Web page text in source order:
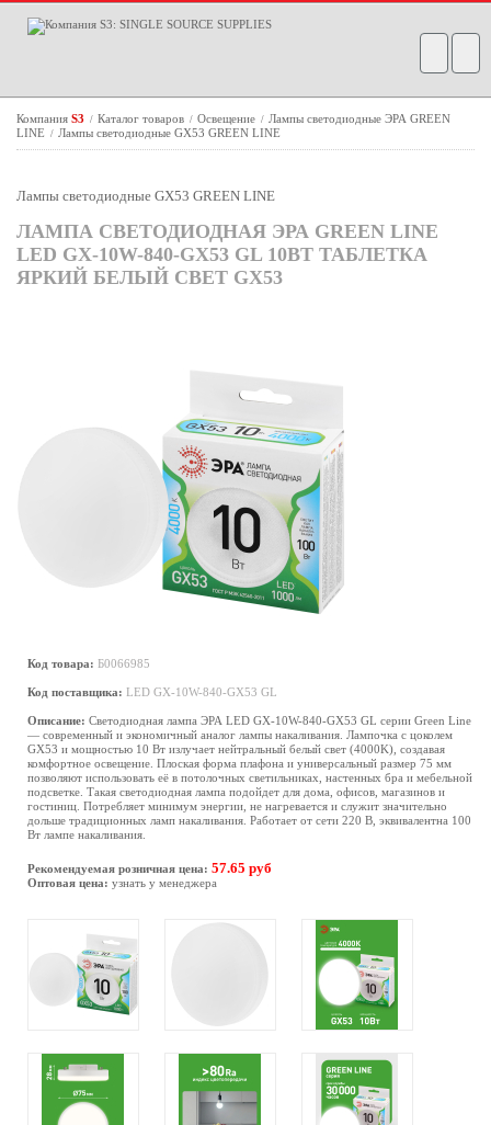
Компания S3 / Каталог товаров / Освещение / Лампы светодиодные ЭРА GREEN
LINE / Лампы светодиодные GX53 GREEN LINE
Лампы светодиодные GX53 GREEN LINE
ЛАМПА СВЕТОДИОДНАЯ ЭРА GREEN LINE
LED GX-10W-840-GX53 GL 10ВТ ТАБЛЕТКА
ЯРКИЙ БЕЛЫЙ СВЕТ GX53
Код товара: Б0066985
Код поставщика: LED GX-10W-840-GX53 GL
Описание: Светодиодная лампа ЭРА LED GX-10W-840-GX53 GL серии Green Line
— современный и экономичный аналог лампы накаливания. Лампочка с цоколем
GX53 и мощностью 10 Вт излучает нейтральный белый свет (4000K), создавая
комфортное освещение. Плоская форма плафона и универсальный размер 75 мм
позволяют использовать её в потолочных светильниках, настенных бра и мебельной
подсветке. Такая светодиодная лампа подойдет для дома, офисов, магазинов и
гостиниц. Потребляет минимум энергии, не нагревается и служит значительно
дольше традиционных ламп накаливания. Работает от сети 220 В, эквивалентна 100
Вт лампе накаливания.
Рекомендуемая розничная цена: 57.65 руб
Оптовая цена: узнать у менеджера